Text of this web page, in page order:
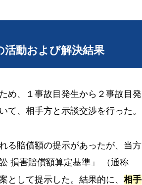
活動および解決結果
め、１事故目発生から２事故目発
、相手方と示談交渉を行った。
る賠償額の提示があったが、当方
損害賠償額算定基準」 （通称
として提示した。結果的に、 相手